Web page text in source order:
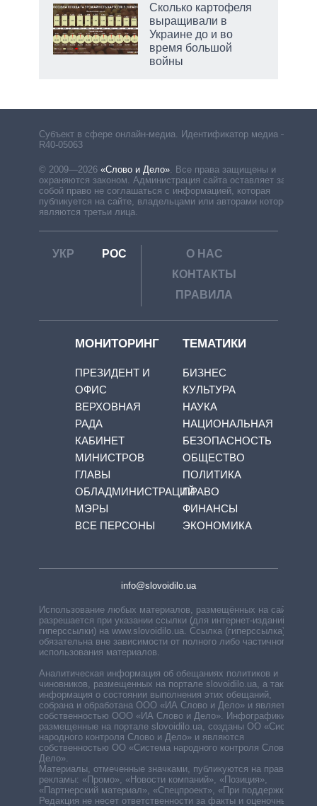
Сколько картофеля
выращивали в
Украине до и во
время большой
войны
Субъект в сфере онлайн-медиа. Идентификатор медиа –
R40-05063
© 2009—2026 «Слово и Дело» Все права защищены и
охраняются законом. Администрация сайта оставляет за
собой право не соглашаться с информацией, которая
публикуется на сайте, владельцами или авторами которой
являются третьи лица.
УКР РОС
О НАС
КОНТАКТЫ
ПРАВИЛА
МОНИТОРИНГ
ПРЕЗИДЕНТ И
ОФИС
ВЕРХОВНАЯ
РАДА
КАБИНЕТ
МИНИСТРОВ
ГЛАВЫ
ОБЛАДМИНИСТРАЦИЙ
МЭРЫ
ВСЕ ПЕРСОНЫ
ТЕМАТИКИ
БИЗНЕС
КУЛЬТУРА
НАУКА
НАЦИОНАЛЬНАЯ
БЕЗОПАСНОСТЬ
ОБЩЕСТВО
ПОЛИТИКА
ПРАВО
ФИНАНСЫ
ЭКОНОМИКА
info@slovoidilo.ua
Использование любых материалов, размещённых на сайте,
разрешается при указании ссылки (для интернет-изданий —
гиперссылки) на www.slovoidilo.ua. Ссылка (гиперссылка)
обязательна вне зависимости от полного либо частичного
использования материалов.
Аналитическая информация об обещаниях политиков и
чиновников, размещенных на портале slovoidilo.ua, а также
информация о состоянии выполнения этих обещаний,
собрана и обработана ООО «ИА Слово и Дело» и является
собственностью ООО «ИА Слово и Дело». Инфографики,
размещенные на портале slovoidilo.ua, созданы ОО «Система
народного контроля Слово и Дело» и являются
собственностью ОО «Система народного контроля Слово и
Дело».
Материалы, отмеченные значками, публикуются на правах
рекламы: «Промо», «Новости компаний», «Позиция»,
«Партнерский материал», «Спецпроект», «При поддержке».
Редакция не несет ответственности за факты и оценочные